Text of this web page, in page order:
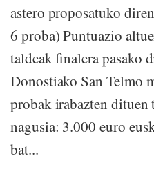
astero proposatuko
6 proba) Puntuazio
taldeak finalera pasako
Donostiako San Telmo
probak irabazten dituen
nagusia: 3.000 euro
bat...